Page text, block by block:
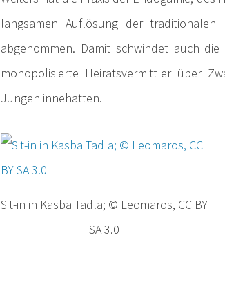
langsamen Auflösung der
abgenommen. Damit schwindet auch
monopolisierte Heiratsvermittler über
Jungen innehatten.
Sit-in in Kasba Tadla; © Leomaros, CC BY
SA 3.0